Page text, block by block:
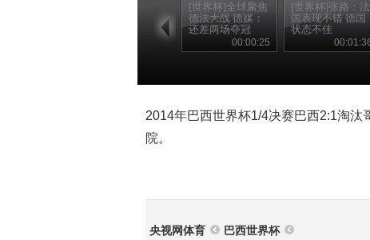
[世界杯]全球聚焦
德法大战 德媒：
还差两场夺冠
00:00:25
[世界杯]张路：法
国表现不错 德国
状态不佳
2014年巴西世界杯1/4决赛巴西2:1淘
院。
央视网体育 巴西世界杯